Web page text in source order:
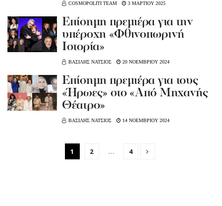
COSMOPOLITI TEAM 3 ΜΑΡΤΙΟΥ 2025
Επίσημη πρεμιέρα για την
υπέροχη «Φθινοπωρινή
Ιστορία»
ΒΑΣΙΛΗΣ ΝΑΤΣΙΟΣ 20 ΝΟΕΜΒΡΙΟΥ 2024
Επίσημη πρεμιέρα για τους
«Ήρωες» στο «Από Μηχανής
Θέατρο»
ΒΑΣΙΛΗΣ ΝΑΤΣΙΟΣ 14 ΝΟΕΜΒΡΙΟΥ 2024
1 2 … 4